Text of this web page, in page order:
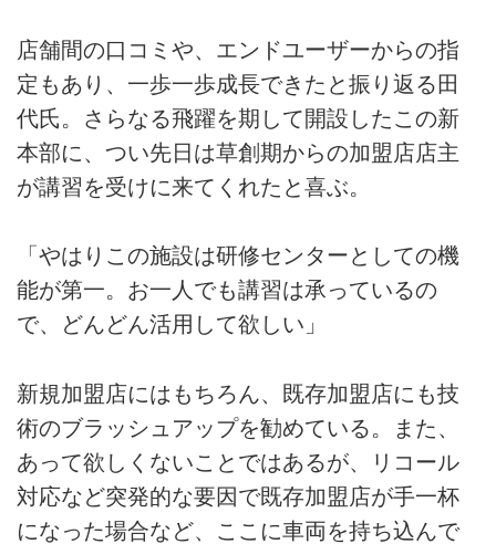
店舗間の口コミや、エンドユーザーからの指
定もあり、一歩一歩成長できたと振り返る田
代氏。さらなる飛躍を期して開設したこの新
本部に、つい先日は草創期からの加盟店店主
が講習を受けに来てくれたと喜ぶ。
「やはりこの施設は研修センターとしての機
能が第一。お一人でも講習は承っているの
で、どんどん活用して欲しい」
新規加盟店にはもちろん、既存加盟店にも技
術のブラッシュアップを勧めている。また、
あって欲しくないことではあるが、リコール
対応など突発的な要因で既存加盟店が手一杯
になった場合など、ここに車両を持ち込んで